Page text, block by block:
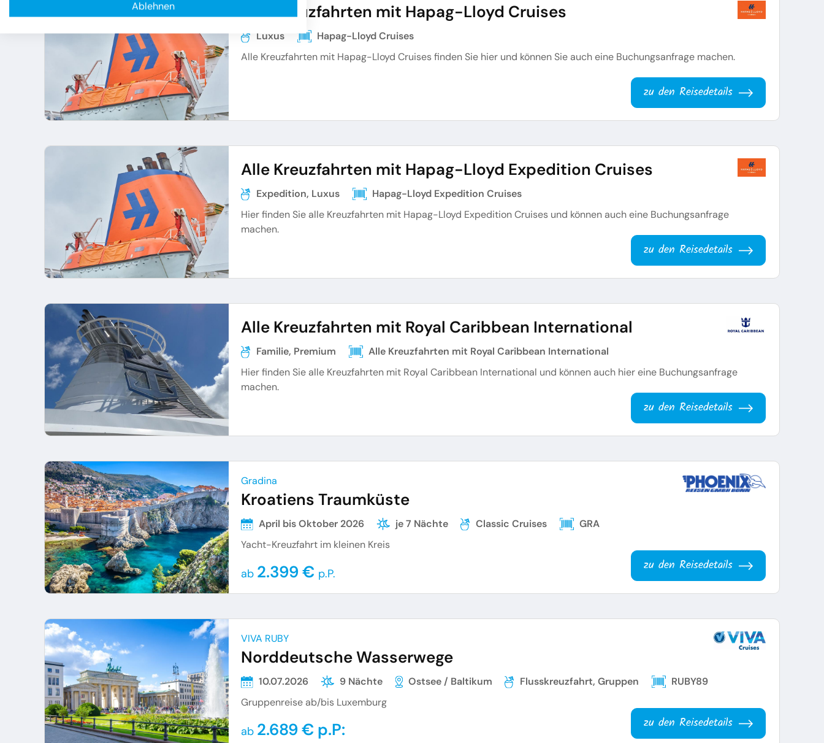
Alle Kreuzfahrten mit Hapag-Lloyd Cruises
Luxus
Hapag-Lloyd Cruises
Alle Kreuzfahrten mit Hapag-Lloyd Cruises finden Sie hier und können Sie auch eine Buchungsanfrage machen.
zu den Reisedetails
Alle Kreuzfahrten mit Hapag-Lloyd Expedition Cruises
Expedition, Luxus
Hapag-Lloyd Expedition Cruises
Hier finden Sie alle Kreuzfahrten mit Hapag-Lloyd Expedition Cruises und können auch eine Buchungsanfrage
machen.
zu den Reisedetails
Alle Kreuzfahrten mit Royal Caribbean International
Familie, Premium
Alle Kreuzfahrten mit Royal Caribbean International
Hier finden Sie alle Kreuzfahrten mit Royal Caribbean International und können auch hier eine Buchungsanfrage
machen.
zu den Reisedetails
Gradina
Kroatiens Traumküste
April bis Oktober 2026 je 7 Nächte Classic Cruises
GRA
Yacht-Kreuzfahrt im kleinen Kreis
ab 2.399 € p.P. zu den Reisedetails
VIVA RUBY
Norddeutsche Wasserwege
10.07.2026 9 Nächte Ostsee / Baltikum Flusskreuzfahrt, Gruppen
RUBY89
Gruppenreise ab/bis Luxemburg
ab 2.689 € p.P: zu den Reisedetails
Ablehnen